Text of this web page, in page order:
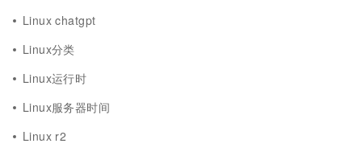
Linux chatgpt
Linux分类
Linux运行时
Linux服务器时间
Linux r2